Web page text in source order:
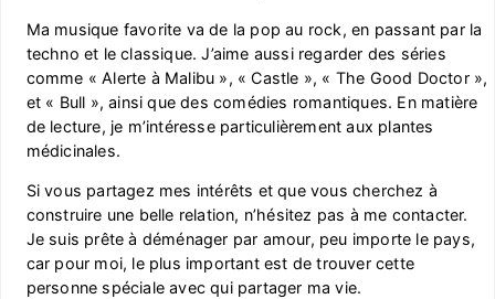
Ma musique favorite va de la pop au rock, en passant par la
techno et le classique. J’aime aussi regarder des séries
comme « Alerte à Malibu », « Castle », « The Good Doctor »,
et « Bull », ainsi que des comédies romantiques. En matière
de lecture, je m’intéresse particulièrement aux plantes
médicinales.
Si vous partagez mes intérêts et que vous cherchez à
construire une belle relation, n’hésitez pas à me contacter.
Je suis prête à déménager par amour, peu importe le pays,
car pour moi, le plus important est de trouver cette
personne spéciale avec qui partager ma vie.